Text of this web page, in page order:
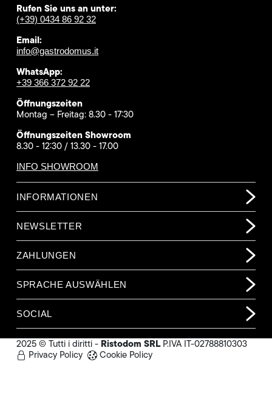
Rufen Sie uns an unter:
(+39) 0434 86 92 32
Email:
info@gastrodomus.it
WhatsApp:
+39 366 372 92 22
Öffnungszeiten
Montag – Freitag: 8.30 - 17:30
Öffnungszeiten Showroom
8.30 - 12:30 / 13.30 - 17.00
INFO SHOWROOM
INFORMATIONEN
NEWSLETTER
ZAHLUNGEN
SPRACHE AUSWÄHLEN
SOCIAL
2025 © Tutti i diritti - Ristodom SRLP.IVA IT-02788810303
Privacy Policy
Cookie Policy